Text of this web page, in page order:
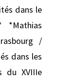
dans le
/
dans les
du XVIIIe